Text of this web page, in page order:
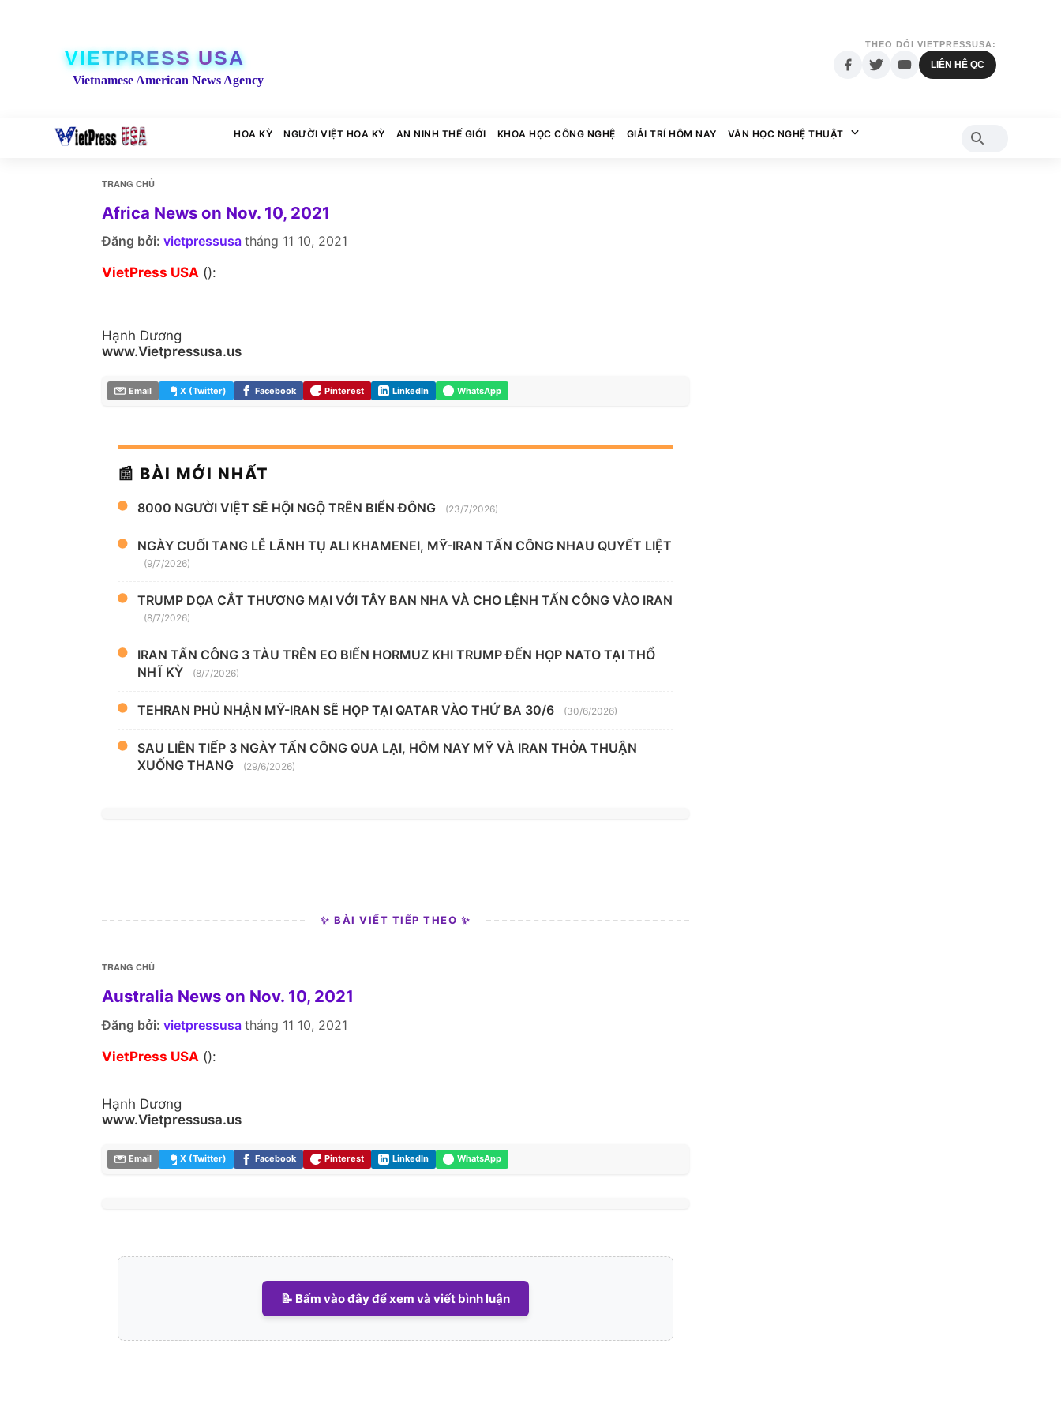
VIETPRESS USA
Vietnamese American News Agency
THEO DÕI VIETPRESSUSA:
LIÊN HỆ QC
HOA KỲ NGƯỜI VIỆT HOA KỲ AN NINH THẾ GIỚI KHOA HỌC CÔNG NGHỆ GIẢI TRÍ HÔM NAY VĂN HỌC NGHỆ THUẬT
TRANG CHỦ
Africa News on Nov. 10, 2021
Đăng bởi: vietpressusa tháng 11 10, 2021
VietPress USA ():
Hạnh Dương
www.Vietpressusa.us
Email X (Twitter) Facebook Pinterest LinkedIn WhatsApp
📰 BÀI MỚI NHẤT
8000 NGƯỜI VIỆT SẼ HỘI NGỘ TRÊN BIỂN ĐÔNG (23/7/2026)
NGÀY CUỐI TANG LỄ LÃNH TỤ ALI KHAMENEI, MỸ-IRAN TẤN CÔNG NHAU QUYẾT LIỆT
(9/7/2026)
TRUMP DỌA CẮT THƯƠNG MẠI VỚI TÂY BAN NHA VÀ CHO LỆNH TẤN CÔNG VÀO IRAN
(8/7/2026)
IRAN TẤN CÔNG 3 TÀU TRÊN EO BIỂN HORMUZ KHI TRUMP ĐẾN HỌP NATO TẠI THỔ
NHĨ KỲ
(8/7/2026)
TEHRAN PHỦ NHẬN MỸ-IRAN SẼ HỌP TẠI QATAR VÀO THỨ BA 30/6 (30/6/2026)
SAU LIÊN TIẾP 3 NGÀY TẤN CÔNG QUA LẠI, HÔM NAY MỸ VÀ IRAN THỎA THUẬN
XUỐNG THANG
(29/6/2026)
✨ BÀI VIẾT TIẾP THEO ✨
TRANG CHỦ
Australia News on Nov. 10, 2021
Đăng bởi: vietpressusa tháng 11 10, 2021
VietPress USA ():
Hạnh Dương
www.Vietpressusa.us
Email X (Twitter) Facebook Pinterest LinkedIn WhatsApp
📝 Bấm vào đây để xem và viết bình luận